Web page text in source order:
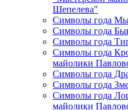
Шепелева"
Символы года
Символы года
Символы года
Символы года
майолики
Символы года
Символы года
Символы года
майолики